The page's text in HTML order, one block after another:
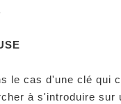
le cas d'une clé qui
à s'introduire sur